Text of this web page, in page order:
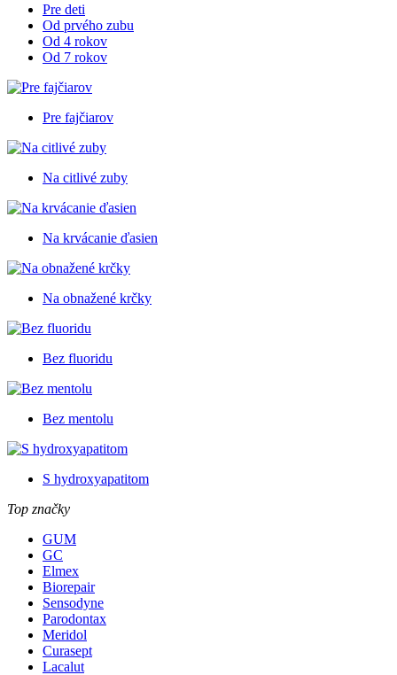
Pre deti
Od prvého zubu
Od 4 rokov
Od 7 rokov
Pre fajčiarov
Na citlivé zuby
Na krvácanie ďasien
Na obnažené krčky
Bez fluoridu
Bez mentolu
S hydroxyapatitom
Top značky
GUM
GC
Elmex
Biorepair
Sensodyne
Parodontax
Meridol
Curasept
Lacalut